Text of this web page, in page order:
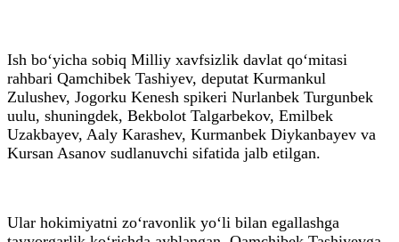
Ish bo‘yicha sobiq Milliy xavfsizlik davlat qo‘mitasi
rahbari Qamchibek Tashiyev, deputat Kurmankul
Zulushev, Jogorku Kenesh spikeri Nurlanbek Turgunbek
uulu, shuningdek, Bekbolot Talgarbekov, Emilbek
Uzakbayev, Aaly Karashev, Kurmanbek Diykanbayev va
Kursan Asanov sudlanuvchi sifatida jalb etilgan.
Ular hokimiyatni zo‘ravonlik yo‘li bilan egallashga